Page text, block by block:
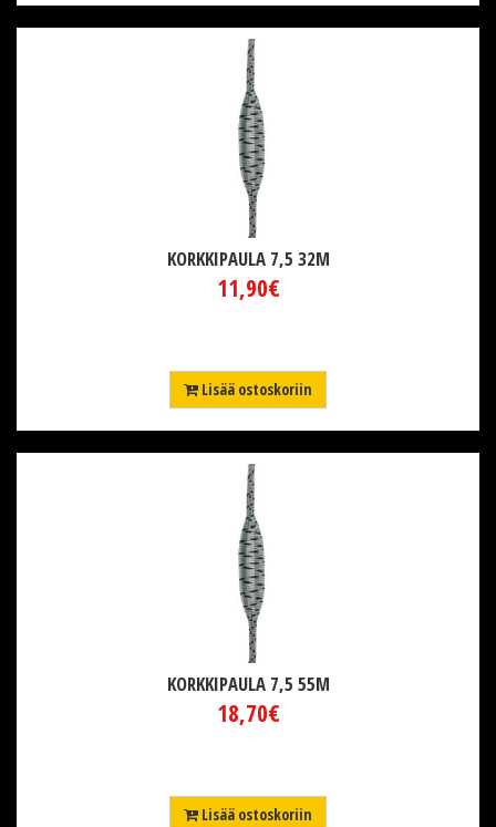
KORKKIPAULA 7,5 32M
11,90€
Lisää ostoskoriin
KORKKIPAULA 7,5 55M
18,70€
Lisää ostoskoriin